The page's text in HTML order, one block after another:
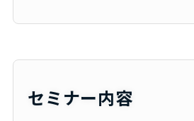
セミナー内容